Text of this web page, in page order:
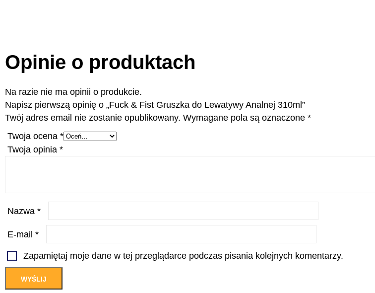
Opinie o produktach
Na razie nie ma opinii o produkcie.
Napisz pierwszą opinię o „Fuck & Fist Gruszka do Lewatywy Analnej 310ml”
Twój adres email nie zostanie opublikowany. Wymagane pola są oznaczone *
Twoja ocena *
Twoja opinia *
Nazwa *
E-mail *
Zapamiętaj moje dane w tej przeglądarce podczas pisania kolejnych komentarzy.